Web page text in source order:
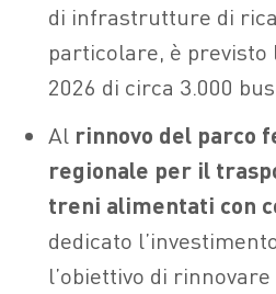
di infrastrutture di
particolare, è previsto
2026 di circa 3.000
Al rinnovo del parco
regionale per il
treni alimentati con
dedicato
l’obiettivo di